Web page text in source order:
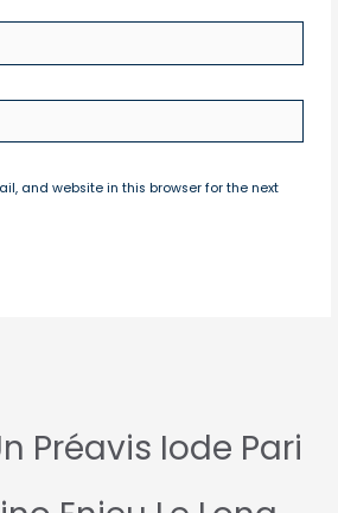
and website in this browser for the next
Préavis Iode Pari